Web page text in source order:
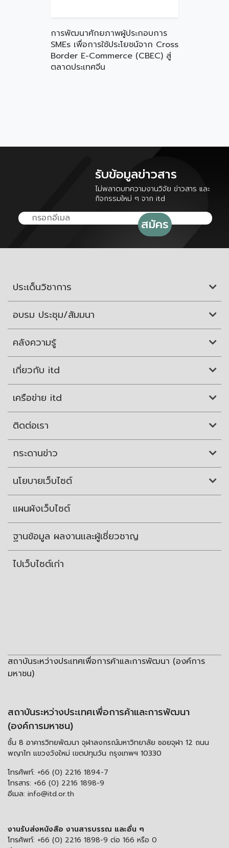
การพัฒนาศักยภาพผู้ประกอบการ
SMEs เพื่อการใช้ประโยชน์จาก Cross
Border E-Commerce (CBEC) สู่
ตลาดประเทศจีน
รับข้อมูลข่าวสาร
ไม่พลาดบทความงานวิจัย ข่าวสาร และ
กิจกรรมใหม่ ๆ จาก itd
ประเด็นวิชาการ
อบรม ประชุม/สัมมนา
คลังความรู้
เกี่ยวกับ itd
เครือข่าย itd
ติดต่อเรา
กระดานข่าว
นโยบายเว็บไซต์
แผนผังเว็บไซต์
ฐานข้อมูล ผลงานและผู้เชี่ยวชาญ
ไปเว็บไซต์เก่า
สถาบันระหว่างประเทศเพื่อการค้าและการพัฒนา (องค์การ
มหาชน)
สถาบันระหว่างประเทศเพื่อการค้าและการพัฒนา
(องค์การมหาชน)
ชั้น 8 อาคารวิทยพัฒนา จุฬาลงกรณ์มหาวิทยาลัย ซอยจุฬา 12 ถนน
พญาไท แขวงวังใหม่ เขตปทุมวัน กรุงเทพฯ 10330
โทรศัพท์: +66 (0) 2216 1894-7
โทรสาร: +66 (0) 2216 1898-9
อีเมล: info@itd.or.th
งานรับส่งหนังสือ งานสารบรรณ และอื่น ๆ
โทรศัพท์: +66 (0) 2216 1898-9 ต่อ 166 หรือ 0